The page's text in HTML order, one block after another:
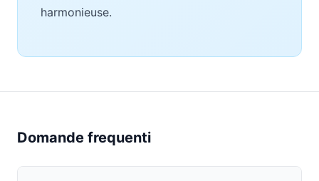
harmonieuse.
Domande frequenti